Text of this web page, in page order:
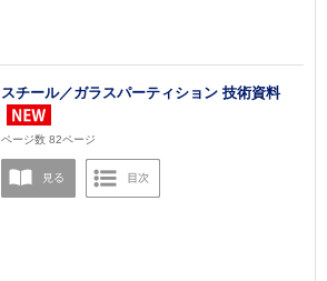
スチール／ガラスパーティション 技術資料
ページ数 82ページ